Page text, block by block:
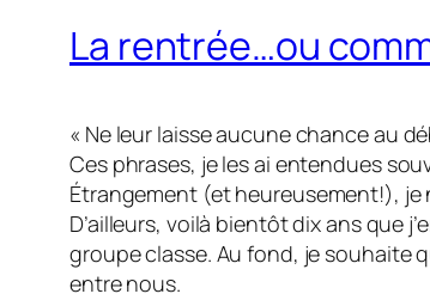
La rentrée…ou
« Ne leur laisse aucune chance au
Ces phrases, je les ai entendues
Étrangement (et heureusement!), je
D’ailleurs, voilà bientôt dix ans que
groupe classe. Au fond, je souhaite
entre nous.